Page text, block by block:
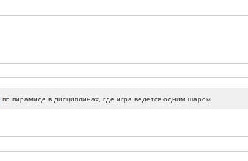
по пирамиде в дисциплинах, где игра ведется одним шаром.